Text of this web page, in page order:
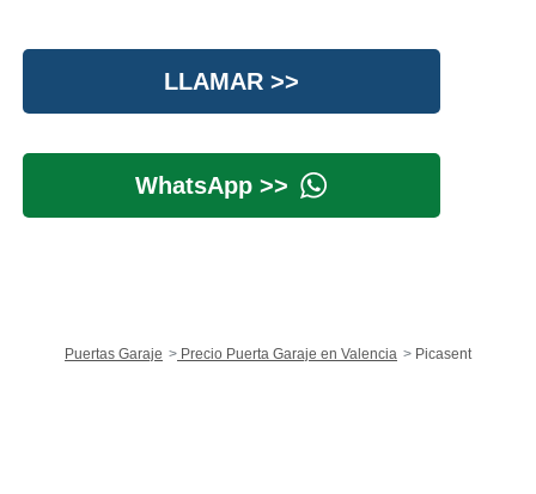
LLAMAR >>
WhatsApp >>
Puertas Garaje Precio Puerta Garaje en Valencia Picasent